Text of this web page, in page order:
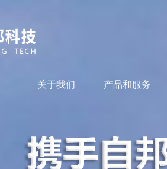
关于我们 产品和服务